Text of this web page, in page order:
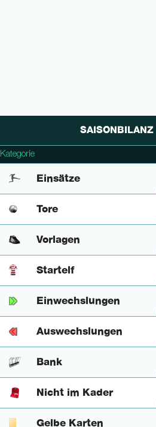
SAISONBILANZ
Kategorie
1. Bundesliga
Einsätze
28
Tore
6
Vorlagen
1
Startelf
18
Einwechslungen
10
Auswechslungen
12
Bank
1
Nicht im Kader
4
Gelbe Karten
3